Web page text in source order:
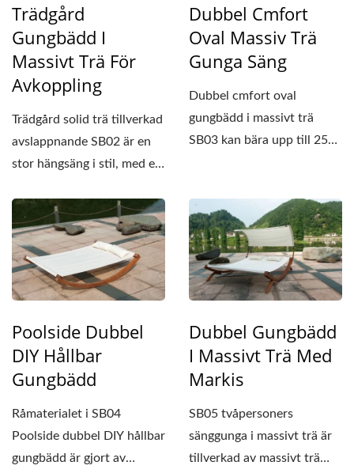
Trädgård
Gungbädd I
Massivt Trä För
Avkoppling
Trädgård solid trä tillverkad
avslappnande SB02 är en
stor hängsäng i stil, med en
Dubbel Cmfort
Oval Massiv Trä
Gunga Säng
Dubbel cmfort oval
gungbädd i massivt trä
SB03 kan bära upp till 250
Poolside Dubbel
DIY Hållbar
Gungbädd
Råmaterialet i SB04
Poolside dubbel DIY hållbar
gungbädd är gjort av
Dubbel Gungbädd
I Massivt Trä Med
Markis
SB05 tvåpersoners
sänggunga i massivt trä är
tillverkad av massivt trä